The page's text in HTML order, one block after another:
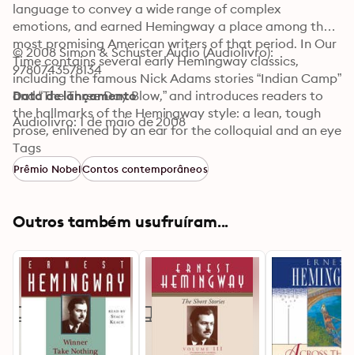
language to convey a wide range of complex
emotions, and earned Hemingway a place among the
most promising American writers of that period. In Our
Time contains several early Hemingway classics,
including the famous Nick Adams stories “Indian Camp”
and “The Three Day Blow,” and introduces readers to
the hallmarks of the Hemingway style: a lean, tough
prose, enlivened by an ear for the colloquial and an eye
for the realistic. His writing suggests, through the
simplest of statements, a sense of moral value and a
clarity of vision.
Now recognized as one of the most important short
works.
© 2008 Simon & Schuster Audio (Audiolivro):
9780743578134
Data de lançamento
Audiolivro: 1 de maio de 2008
Tags
Prêmio NobelContos contemporâneos
Outros também usufruíram...